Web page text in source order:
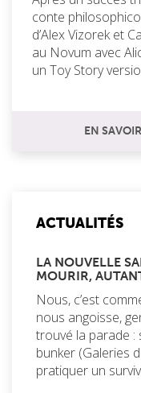
conte
d’Alex Vizorek et
au Novum avec
un Toy Story
EN
ACTUALITÉS
LA NOUVELLE
MOURIR,
Nous, c’est
nous angoisse,
trouvé la parade
bunker (Galeries
pratiquer un